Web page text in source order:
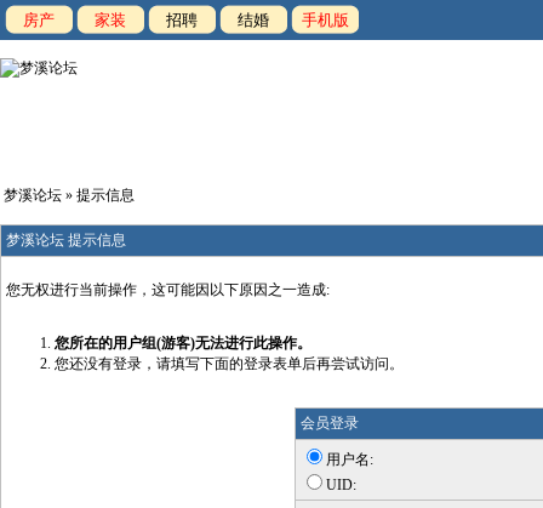
房产 家装 招聘 结婚 手机版
梦溪论坛 » 提示信息
梦溪论坛 提示信息
您无权进行当前操作，这可能因以下原因之一造成:
您所在的用户组(游客)无法进行此操作。
您还没有登录，请填写下面的登录表单后再尝试访问。
会员登录
用户名:
UID: